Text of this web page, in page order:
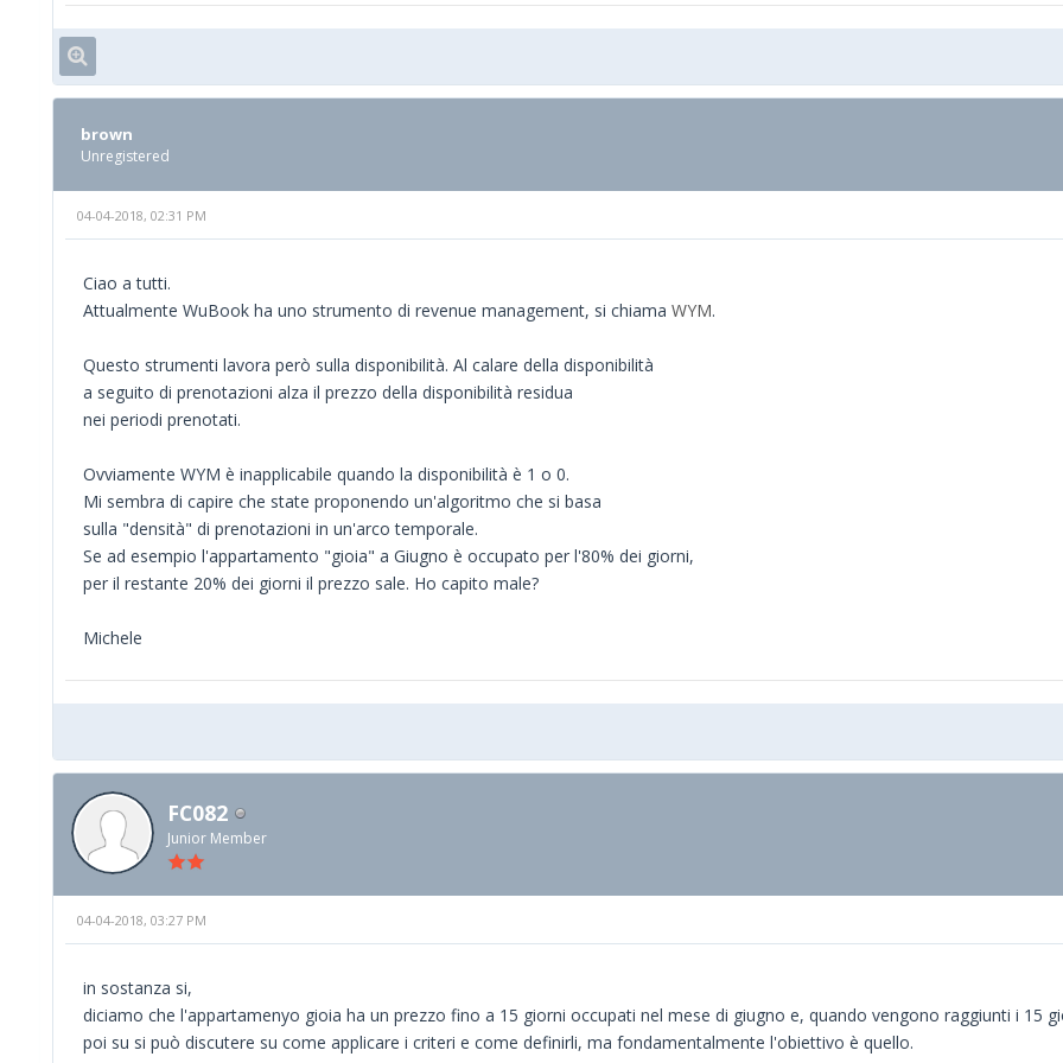
brown
Unregistered
04-04-2018, 02:31 PM
Ciao a tutti.
Attualmente WuBook ha uno strumento di revenue management, si chiama WYM.
Questo strumenti lavora però sulla disponibilità. Al calare della disponibilità
a seguito di prenotazioni alza il prezzo della disponibilità residua
nei periodi prenotati.
Ovviamente WYM è inapplicabile quando la disponibilità è 1 o 0.
Mi sembra di capire che state proponendo un'algoritmo che si basa
sulla "densità" di prenotazioni in un'arco temporale.
Se ad esempio l'appartamento "gioia" a Giugno è occupato per l'80% dei giorni,
per il restante 20% dei giorni il prezzo sale. Ho capito male?
Michele
FC082
Junior Member
04-04-2018, 03:27 PM
in sostanza si,
diciamo che l'appartamenyo gioia ha un prezzo fino a 15 giorni occupati nel mese di giugno e, quando vengono raggiunti i 15
poi su si può discutere su come applicare i criteri e come definirli, ma fondamentalmente l'obiettivo è quello.